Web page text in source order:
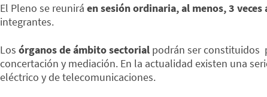
El Pleno se reunirá en sesión ordinaria, al menos, 3 veces
integrantes.
Los órganos de ámbito sectorial podrán ser constituidos
concertación y mediación. En la actualidad existen una
eléctrico y de telecomunicaciones.